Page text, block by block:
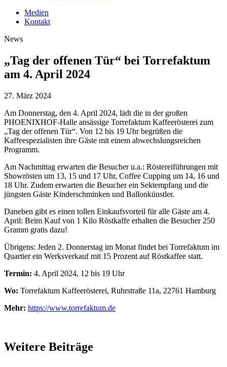
Medien
Kontakt
News
„Tag der offenen Tür“ bei Torrefaktum
am 4. April 2024
27. März 2024
Am Donnerstag, den 4. April 2024, lädt die in der großen
PHOENIXHOF-Halle ansässige Torrefaktum Kaffeerösterei zum
„Tag der offenen Tür“. Von 12 bis 19 Uhr begrüßen die
Kaffeespezialisten ihre Gäste mit einem abwechslungsreichen
Programm.
Am Nachmittag erwarten die Besucher u.a.: Röstereiführungen mit
Showrösten um 13, 15 und 17 Uhr, Coffee Cupping um 14, 16 und
18 Uhr. Zudem erwarten die Besucher ein Sektempfang und die
jüngsten Gäste Kinderschminken und Ballonkünstler.
Daneben gibt es einen tollen Einkaufsvorteil für alle Gäste am 4.
April: Beim Kauf von 1 Kilo Röstkaffe erhalten die Besucher 250
Gramm gratis dazu!
Übrigens: Jeden 2. Donnerstag im Monat findet bei Torrefaktum im
Quartier ein Werksverkauf mit 15 Prozent auf Röstkaffee statt.
Termin: 4. April 2024, 12 bis 19 Uhr
Wo: Torrefaktum Kaffeerösterei, Ruhrstraße 11a, 22761 Hamburg
Mehr: https://www.torrefaktum.de
Weitere Beiträge